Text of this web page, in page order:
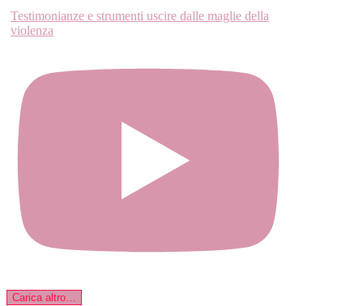
Testimonianze e strumenti uscire dalle maglie della
violenza
Carica altro…